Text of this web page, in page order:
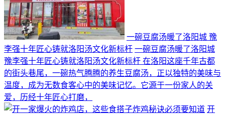
一碗豆腐汤暖了洛阳城 豫
李强十年匠心铸就洛阳汤文化新标杆 一碗豆腐汤暖了洛阳城
豫李强十年匠心铸就洛阳汤文化新标杆 在洛阳这座千年古都
的街头巷尾，一碗热气腾腾的养生豆腐汤，正以独特的美味与
温度，成为无数食客心中的美味记忆。它源于一份家人的关
爱，历经十年匠心打磨，
开